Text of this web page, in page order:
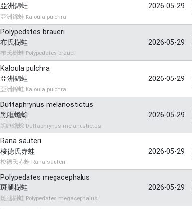
亞洲錦蛙
亞洲錦蛙 Kaloula pulchra
2026-05-29
Polypedates braueri
布氏樹蛙
布氏樹蛙 Polypedates braueri
2026-05-29
Kaloula pulchra
亞洲錦蛙
亞洲錦蛙 Kaloula pulchra
2026-05-29
Duttaphrynus melanostictus
黑眶蟾蜍
黑眶蟾蜍 Duttaphrynus melanostictus
2026-05-29
Rana sauteri
梭德氏赤蛙
梭德氏赤蛙 Rana sauteri
2026-05-29
Polypedates megacephalus
斑腿樹蛙
斑腿樹蛙 Polypedates megacephalus
2026-05-29